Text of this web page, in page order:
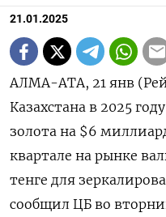
21.01.2025
АЛМА-АТА, 21 янв
Казахстана в 2025
золота на $6
квартале на рынке
тенге для
сообщил ЦБ во